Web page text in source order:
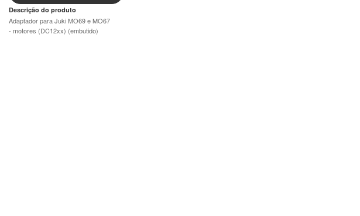
Descrição do produto
Adaptador para Juki MO69 e MO67
- motores (DC12xx) (embutido)